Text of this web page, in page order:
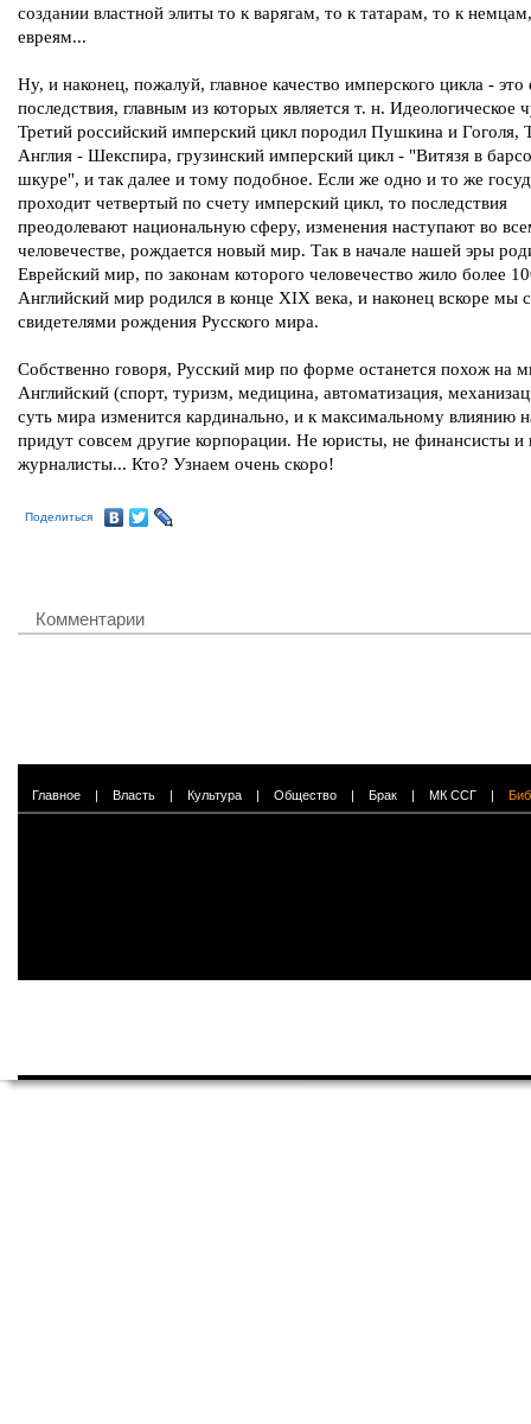
создании властной элиты то к варягам, то к татарам, то к
евреям...
Ну, и наконец, пожалуй, главное качество имперского цикла - это
последствия, главным из которых является т. н. Идеологическое
Третий российский имперский цикл породил Пушкина и Гоголя,
Англия - Шекспира, грузинский имперский цикл - "Витязя в
шкуре", и так далее и тому подобное. Если же одно и то же
проходит четвертый по счету имперский цикл, то последствия
преодолевают национальную сферу, изменения наступают во
человечестве, рождается новый мир. Так в начале нашей эры
Еврейский мир, по законам которого человечество жило более
Английский мир родился в конце XIX века, и наконец вскоре мы
свидетелями рождения Русского мира.
Собственно говоря, Русский мир по форме останется похож на
Английский (спорт, туризм, медицина, автоматизация,
суть мира изменится кардинально, и к максимальному влиянию
придут совсем другие корпорации. Не юристы, не финансисты и
журналисты... Кто? Узнаем очень скоро!
Поделиться
Комментарии
Главное | Власть | Культура | Общество | Брак | МК ССГ |